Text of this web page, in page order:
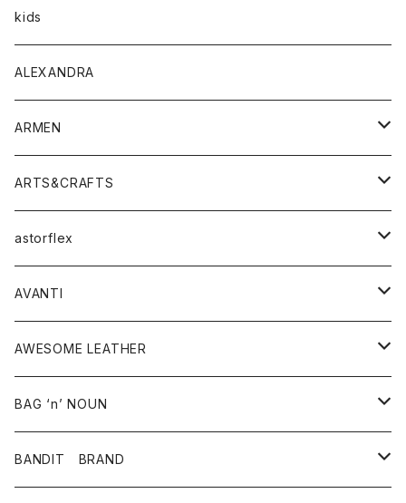
トップス
Tシャツ
シャツ
ボトムス
アウター
トップス
Tシャツ・カットソー
シャツ・ブラウス
ボトムス
パンツ
スカート
ワンピース・オールインワン
バッグ
シューズ
アクセサリー
その他雑貨
kids
ALEXANDRA
ARMEN
アウター
コート
ジャケット
トップス
ベスト
シャツ
ワンピース
ボトム
スカート
パンツ
グッズ
靴
ARTS&CRAFTS
アクセサリー
ウォレット
バッグ
astorflex
グッズ
靴
AVANTI
シャツ
AWESOME LEATHER
アウター
革ジャケット
BAG ‘n’ NOUN
アクセサリー
BANDIT BRAND